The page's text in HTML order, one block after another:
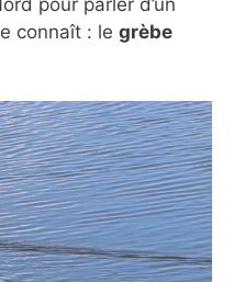
connaît : le grèbe